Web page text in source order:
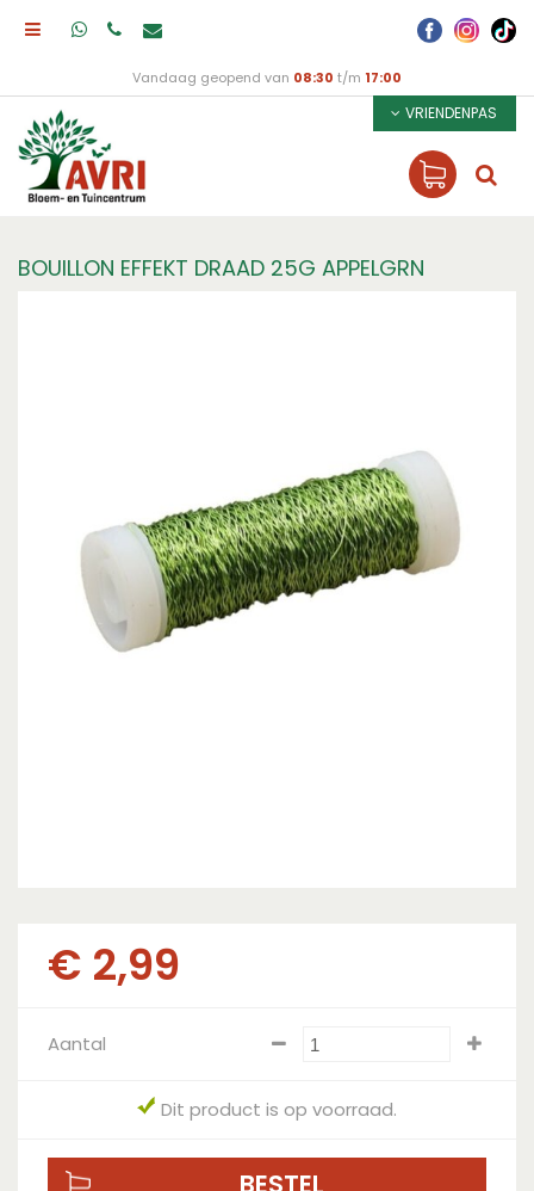
Vandaag geopend van 08:30 t/m 17:00
VRIENDENPAS
BOUILLON EFFEKT DRAAD 25G APPELGRN
€ 2,99
Aantal
Dit product is op voorraad.